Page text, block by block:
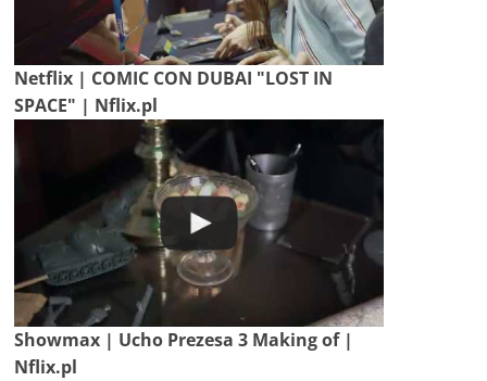
Netflix | COMIC CON DUBAI "LOST IN
SPACE" | Nflix.pl
Showmax | Ucho Prezesa 3 Making of |
Nflix.pl